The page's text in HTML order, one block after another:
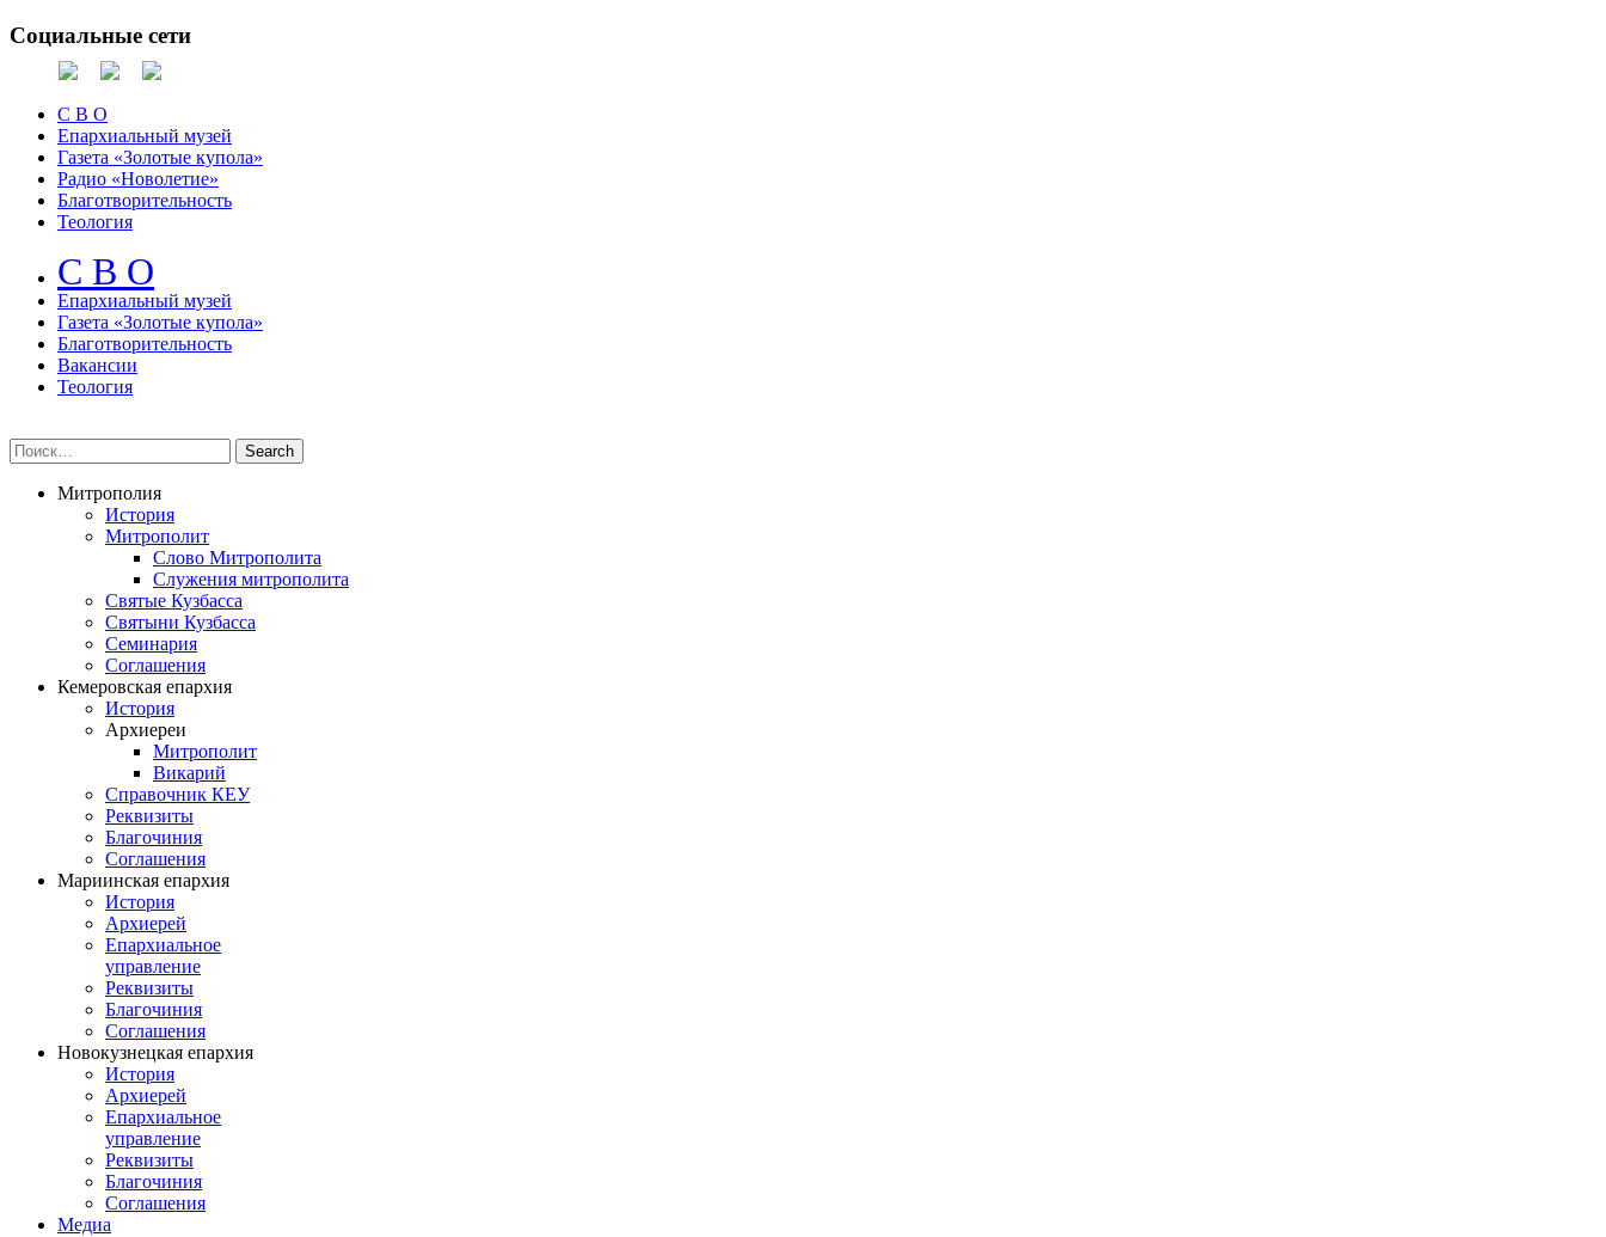
Социальные сети
С В О
Епархиальный музей
Газета «Золотые купола»
Радио «Новолетие»
Благотворительность
Теология
С В О
Епархиальный музeй
Газета «Золотые купола»
Благотворительность
Вакансии
Теология
Митрополия
История
Митрополит
Слово Митрополита
Служения митрополита
Святые Кузбасса
Святыни Кузбасса
Семинария
Соглашения
Кемеровская епархия
История
Архиереи
Митрополит
Викарий
Справочник КЕУ
Реквизиты
Благочиния
Соглашения
Мариинская епархия
История
Архиерей
Епархиальное
управление
Реквизиты
Благочиния
Соглашения
Новокузнецкая епархия
История
Архиерей
Епархиальное
управление
Реквизиты
Благочиния
Соглашения
Медиа